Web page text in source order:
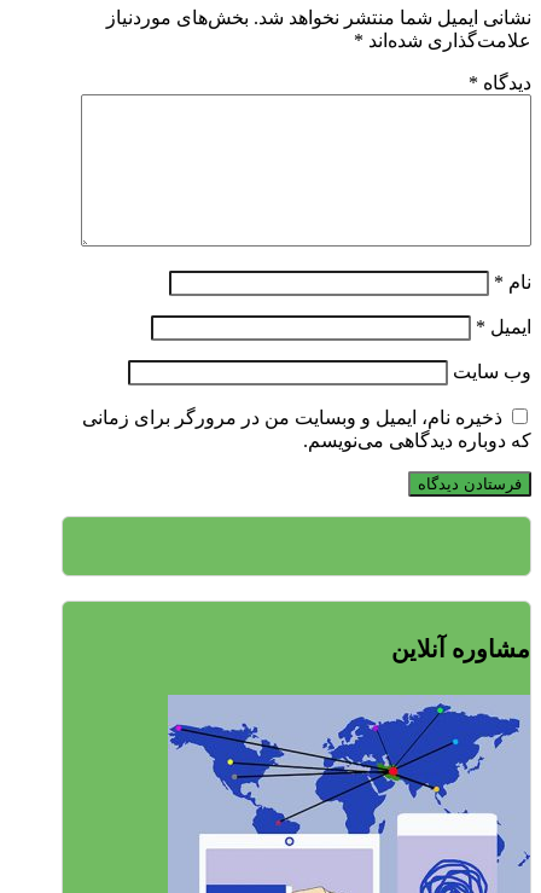
نشانی ایمیل شما منتشر نخواهد شد. بخش‌های موردنیاز
علامت‌گذاری شده‌اند *
دیدگاه *
نام *
ایمیل *
وب‌ سایت
ذخیره نام، ایمیل و وبسایت من در مرورگر برای زمانی
که دوباره دیدگاهی می‌نویسم.
مشاوره آنلاین